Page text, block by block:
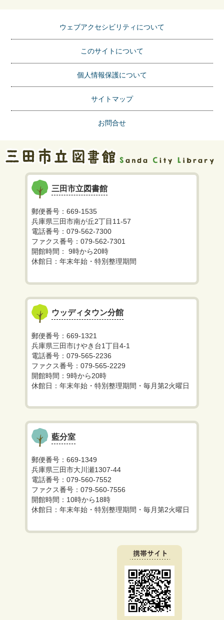
ウェブアクセシビリティについて
このサイトについて
個人情報保護について
サイトマップ
お問合せ
三田市立図書館
郵便番号：669-1535
兵庫県三田市南が丘2丁目11-57
電話番号：079-562-7300
ファクス番号：079-562-7301
開館時間： 9時から20時
休館日：年末年始・特別整理期間
ウッディタウン分館
郵便番号：669-1321
兵庫県三田市けやき台1丁目4-1
電話番号：079-565-2236
ファクス番号：079-565-2229
開館時間：9時から20時
休館日：年末年始・特別整理期間・毎月第2火曜日
藍分室
郵便番号：669-1349
兵庫県三田市大川瀬1307-44
電話番号：079-560-7552
ファクス番号：079-560-7556
開館時間：10時から18時
休館日：年末年始・特別整理期間・毎月第2火曜日